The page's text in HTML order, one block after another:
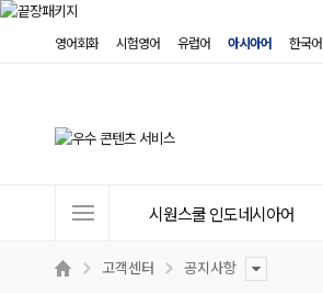
영어회화 시험영어 유럽어 아시아어 한국어
트
시원스쿨 인도네시아어
고객센터 공지사항